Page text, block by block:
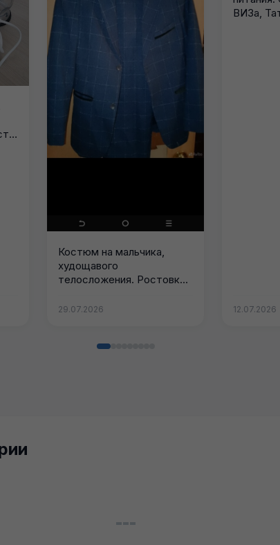
Костюм на мальчика,
худощавого
телосложения. Ростовка
практически в
29.07.2026
ВИЗа,
12.07.2026